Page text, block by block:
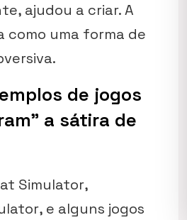
ajudou a criar. A
como uma forma de
de jogos
a sátira de
Simulator,
, e alguns jogos